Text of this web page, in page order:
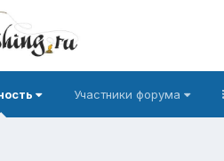
Участники форума